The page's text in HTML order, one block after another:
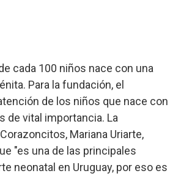
cada 100 niños nace con una
Para la fundación, el
de los niños que nace con
de vital importancia. La
Mariana Uriarte,
"es una de las principales
neonatal en Uruguay, por eso es